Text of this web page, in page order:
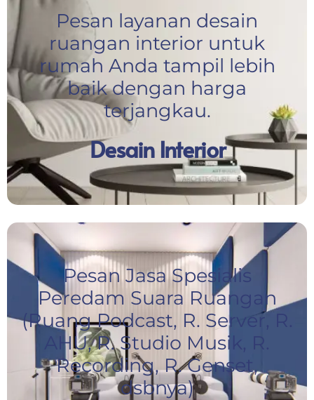
Pesan layanan desain
ruangan interior untuk
rumah Anda tampil lebih
baik dengan harga
terjangkau.
Desain Interior
Pesan Jasa Spesialis
Peredam Suara Ruangan
(Ruang Podcast, R. Server, R.
AHU, R. Studio Musik, R.
Recording, R. Genset,
dsbnya)